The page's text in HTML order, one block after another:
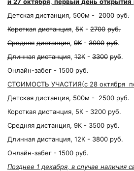
Детская дистанция, 500м - 2000 руб.
Короткая дистанция, 5К - 2700 руб.
Средняя дистанция, 9К - 3000 руб.
Длинная дистанция, 12К - 3300 руб.
Онлайн-забег - 1500 руб.
СТОИМОСТЬ УЧАСТИЯ(c 28 октября
Детская дистанция, 500м - 2500 руб.
Короткая дистанция, 5К - 3200 руб.
Средняя дистанция, 9К - 3500 руб.
Длинная дистанция, 12К - 3800 руб.
Онлайн-забег - 1500 руб.
Позднее 1 декабря, в случае наличия